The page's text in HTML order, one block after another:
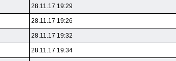
28.11.17 19:29
28.11.17 19:26
28.11.17 19:32
28.11.17 19:34